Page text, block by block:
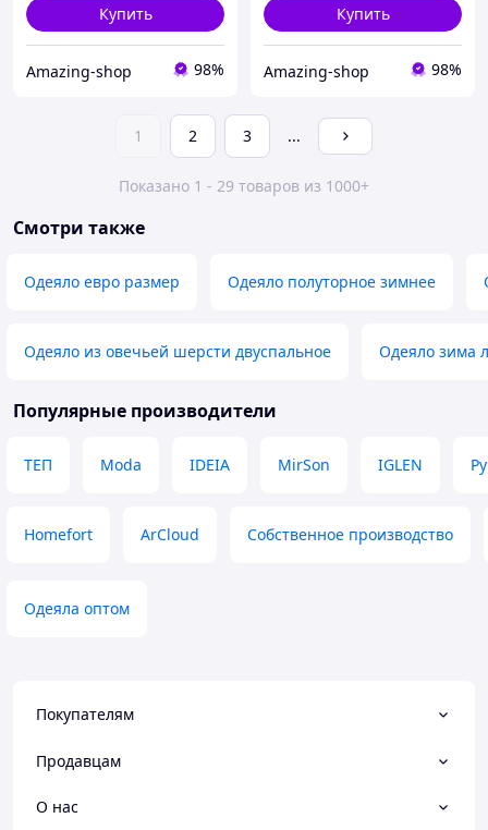
Купить
Amazing-shop 98%
Купить
Amazing-shop 98%
1 2 3 ...
Показано 1 - 29 товаров из 1000+
Смотри также
Одеяло евро размер Одеяло полуторное зимнее
Одеяло из овечьей шерсти двуспальное Одеяло зима
Популярные производители
ТЕП Moda IDEIA MirSon IGLEN
Homefort ArCloud Собственное производство
Одеяла оптом
Покупателям
Продавцам
О нас